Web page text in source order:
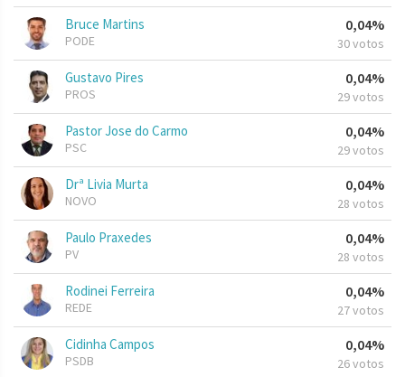
Bruce Martins
PODE
0,04%
30 votos
Gustavo Pires
PROS
0,04%
29 votos
Pastor Jose do Carmo
PSC
0,04%
29 votos
Drª Livia Murta
NOVO
0,04%
28 votos
Paulo Praxedes
PV
0,04%
28 votos
Rodinei Ferreira
REDE
0,04%
27 votos
Cidinha Campos
PSDB
0,04%
26 votos